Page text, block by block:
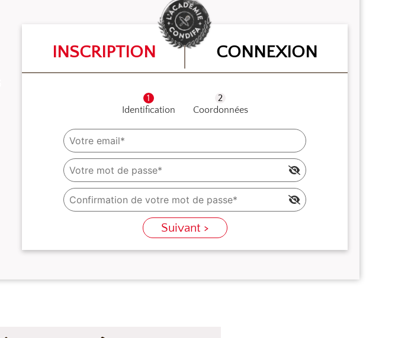
INSCRIPTION CONNEXION
Identification Coordonnées
Suivant >